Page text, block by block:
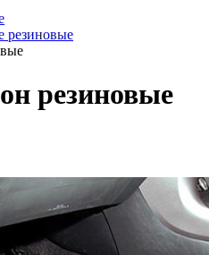
резиновые
резиновые